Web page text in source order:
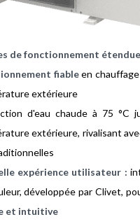
de fonctionnement
fiableen
extérieure
d'eau chaude à 75 °C
extérieure, rivalisant
expérience utilisateur :
développée par Clivet,
et intuitive